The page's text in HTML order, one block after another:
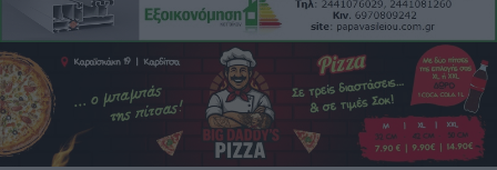
KarditsaLive.Net